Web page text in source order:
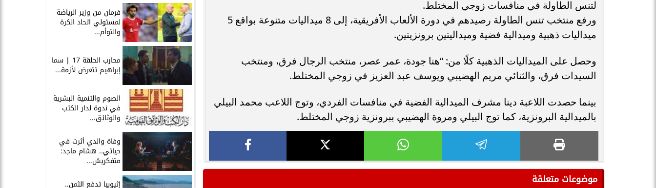
لتنس الطاولة في منافسات زوجي المختلط.
ورفع منتخب تنس الطاولة رصيدهم في دورة الألعاب الأفريقية، إلى 8 ميداليات متنوعة بواقع 5
ميداليات ذهبية وميدالية فضية وميداليتين برونزيتين.
وحصل على الميداليات الذهبية كلًا من: “هنا جودة، عمر عصر، منتخب الرجال فرق، ومنتخب
السيدات فرق، والثنائي مريم الهضيبي ويوسف عبد العزيز في زوجي المختلط.
بينما حصدت اللاعبة دينا مشرف الميدالية الفضية في منافسات الفردي، وتوج اللاعب محمد البيلي
بالميدالية البرونزية، كما توج البيلي ومروة الهضيبي ببرونزية زوجي المختلط.
موضوعات متعلقة
فرمان من وزير الرياضة
لمسئولي اتحاد الكرة
والتوأم...
محارب الحلقة 17 | سما
إبراهيم تتعرض لأزمة...
الصوم والتنمية البشرية
في ندوة لدار الكتب
والوثائق...
وفاة والدي أثرت في
حياتي.. هشام ماجد:
متفكريش...
إثيوبيا تدفع الثمن..